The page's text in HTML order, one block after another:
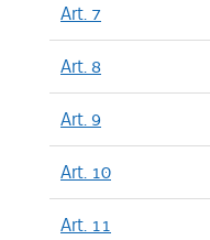
Art. 7
Art. 8
Art. 9
Art. 10
Art. 11